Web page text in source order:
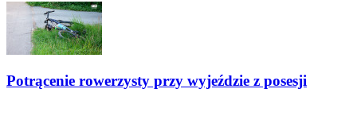
Potrącenie rowerzysty przy wyjeździe z posesji